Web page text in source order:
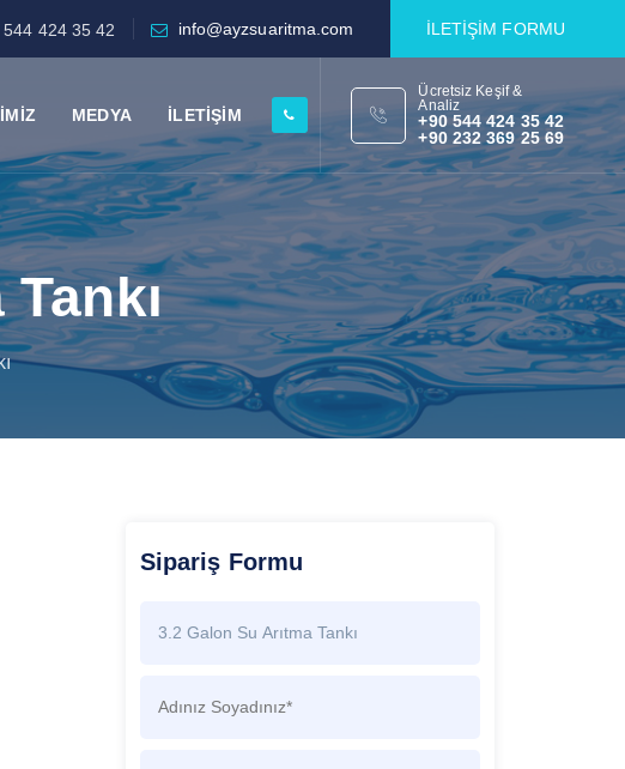
544 424 35 42 info@ayzsuaritma.com İLETİŞİM FORMU
MEDYA İLETİŞİM
Ücretsiz Keşif &
Analiz
+90 544 424 35 42
+90 232 369 25 69
Sipariş Formu